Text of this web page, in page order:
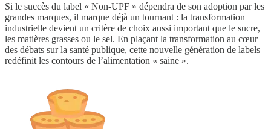
Si le succès du label « Non-UPF » dépendra de son adoption par les
grandes marques, il marque déjà un tournant : la transformation
industrielle devient un critère de choix aussi important que le sucre,
les matières grasses ou le sel. En plaçant la transformation au cœur
des débats sur la santé publique, cette nouvelle génération de labels
redéfinit les contours de l’alimentation « saine ».